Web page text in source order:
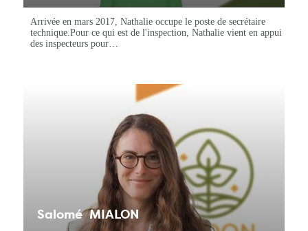
Arrivée en mars 2017, Nathalie occupe le poste de secrétaire
technique.Pour ce qui est de l'inspection, Nathalie vient en appui
des inspecteurs pour…
Salomé MIALON